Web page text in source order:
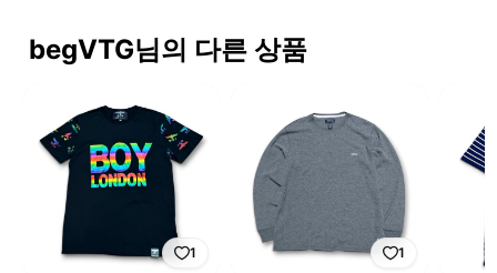
begVTG님의 다른 상품
1 1